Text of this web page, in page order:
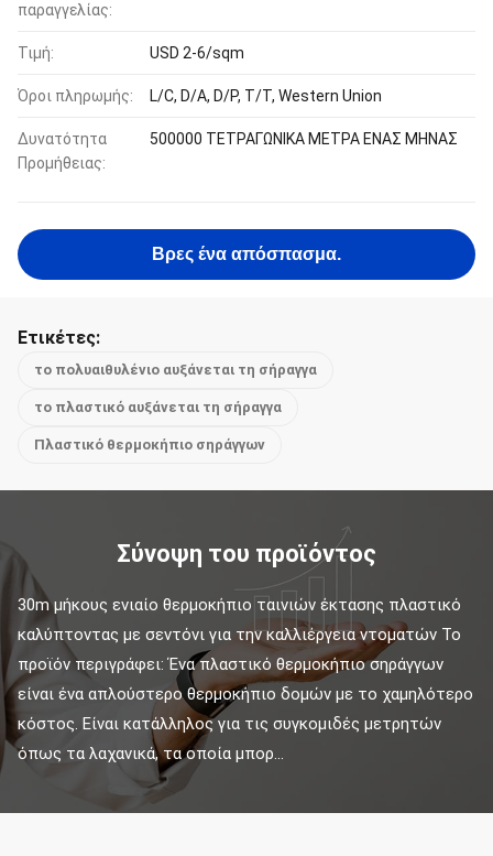
παραγγελίας:
Τιμή: USD 2-6/sqm
Όροι πληρωμής: L/C, D/A, D/P, T/T, Western Union
Δυνατότητα
Προμήθειας:
500000 ΤΕΤΡΑΓΩΝΙΚΑ ΜΕΤΡΑ ΕΝΑΣ ΜΗΝΑΣ
Βρες ένα απόσπασμα.
Ετικέτες:
το πολυαιθυλένιο αυξάνεται τη σήραγγα
το πλαστικό αυξάνεται τη σήραγγα
Πλαστικό θερμοκήπιο σηράγγων
Σύνοψη του προϊόντος
30m μήκους ενιαίο θερμοκήπιο ταινιών έκτασης πλαστικό
καλύπτοντας με σεντόνι για την καλλιέργεια ντοματών Το
προϊόν περιγράφει: Ένα πλαστικό θερμοκήπιο σηράγγων
είναι ένα απλούστερο θερμοκήπιο δομών με το χαμηλότερο
κόστος. Είναι κατάλληλος για τις συγκομιδές μετρητών
όπως τα λαχανικά, τα οποία μπορ...